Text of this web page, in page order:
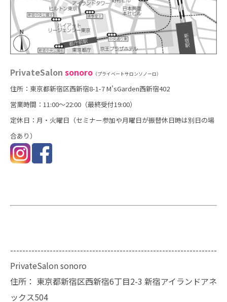
PrivateSalon sonoro （プライベートサロンソノーロ）
住所：東京都新宿区西新宿8-1-7 M’sGarden西新宿402
営業時間：11:00～22:00（最終受付19:00）
定休日：月・火曜日（セミナー参加や月曜日が振替休日時は別日の場
合あり）
--------------------------------------------------------------------
PrivateSalon sonoro
住所： 東京都新宿区西新宿6丁目2-3 新宿アイランドアネ
ックス504